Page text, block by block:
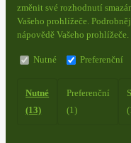
změnit své rozhodnutí
Vašeho prohlížeče.
nápovědě Vašeho prohlížeče.
Nutné Preferenční
Nutné
(13)
Preferenční
(1)